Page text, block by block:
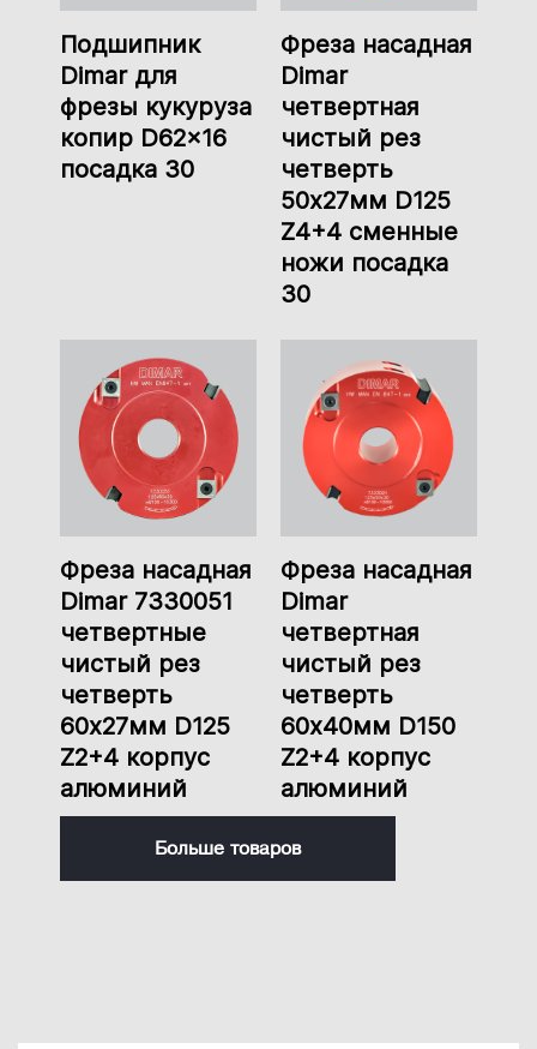
Подшипник
Dimar для
фрезы кукуруза
копир D62x16
посадка 30
Фреза насадная
Dimar
четвертная
чистый рез
четверть
50x27мм D125
Z4+4 сменные
ножи посадка
30
Фреза насадная
Dimar 7330051
четвертные
чистый рез
четверть
60x27мм D125
Z2+4 корпус
алюминий
Фреза насадная
Dimar
четвертная
чистый рез
четверть
60x40мм D150
Z2+4 корпус
алюминий
Больше товаров